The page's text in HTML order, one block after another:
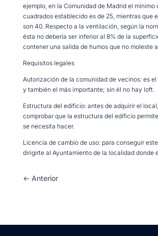
ejemplo, en la Comunidad de Madrid el mínimo
cuadrados establecido es de 25, mientras que
son 40. Respecto a la ventilación, según la
ésta no debería ser inferior al 8% de la
contener una salida de humos que no moleste
Requisitos legales
Autorización de la comunidad de vecinos: es
y también el más importante; sin él no hay loft.
Estructura del edificio: antes de adquirir el
comprobar que la estructura del edificio
se necesita hacer.
Licencia de cambio de uso: para conseguir
dirigirte al Ayuntamiento de la localidad donde
← Anterior